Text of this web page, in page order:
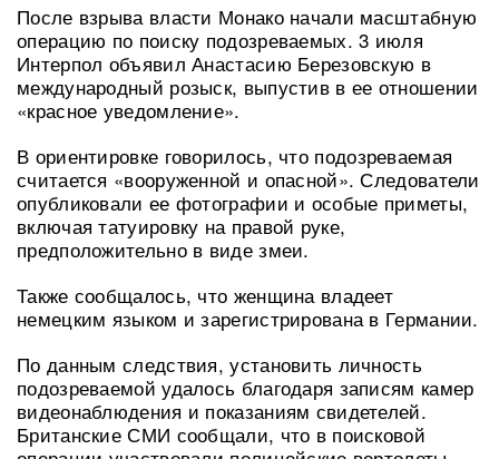
После взрыва власти Монако начали масштабную
операцию по поиску подозреваемых. 3 июля
Интерпол объявил Анастасию Березовскую в
международный розыск, выпустив в ее отношении
«красное уведомление».
В ориентировке говорилось, что подозреваемая
считается «вооруженной и опасной». Следователи
опубликовали ее фотографии и особые приметы,
включая татуировку на правой руке,
предположительно в виде змеи.
Также сообщалось, что женщина владеет
немецким языком и зарегистрирована в Германии.
По данным следствия, установить личность
подозреваемой удалось благодаря записям камер
видеонаблюдения и показаниям свидетелей.
Британские СМИ сообщали, что в поисковой